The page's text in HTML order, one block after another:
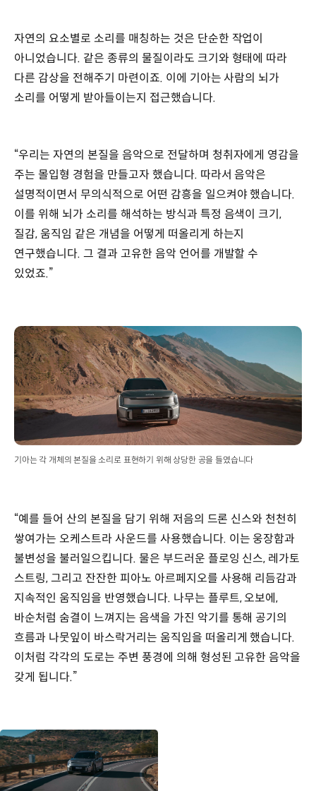
자연의 요소별로 소리를 매칭하는 것은 단순한 작업이
아니었습니다. 같은 종류의 물질이라도 크기와 형태에 따라
다른 감상을 전해주기 마련이죠. 이에 기아는 사람의 뇌가
소리를 어떻게 받아들이는지 접근했습니다.
“우리는 자연의 본질을 음악으로 전달하며 청취자에게 영감을
주는 몰입형 경험을 만들고자 했습니다. 따라서 음악은
설명적이면서 무의식적으로 어떤 감흥을 일으켜야 했습니다.
이를 위해 뇌가 소리를 해석하는 방식과 특정 음색이 크기,
질감, 움직임 같은 개념을 어떻게 떠올리게 하는지
연구했습니다. 그 결과 고유한 음악 언어를 개발할 수
있었죠.”
기아는 각 개체의 본질을 소리로 표현하기 위해 상당한 공을 들였습니다
“예를 들어 산의 본질을 담기 위해 저음의 드론 신스와 천천히
쌓여가는 오케스트라 사운드를 사용했습니다. 이는 웅장함과
불변성을 불러일으킵니다. 물은 부드러운 플로잉 신스, 레가토
스트링, 그리고 잔잔한 피아노 아르페지오를 사용해 리듬감과
지속적인 움직임을 반영했습니다. 나무는 플루트, 오보에,
바순처럼 숨결이 느껴지는 음색을 가진 악기를 통해 공기의
흐름과 나뭇잎이 바스락거리는 움직임을 떠올리게 했습니다.
이처럼 각각의 도로는 주변 풍경에 의해 형성된 고유한 음악을
갖게 됩니다.”